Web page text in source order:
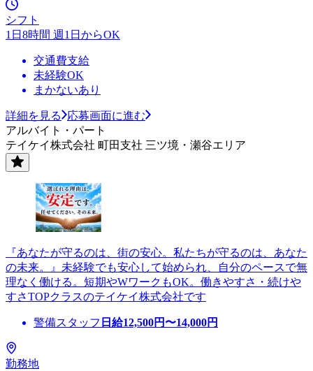
シフト
1日8時間 週1日からOK
交通費支給
未経験OK
まかないあり
詳細を見る
応募画面に進む
アルバイト・パート
テイケイ株式会社 町田支社 三ツ境・瀬谷エリア
『あなたが守るのは、街の安心。私たちが守るのは、あなた
の未来。』未経験でも安心して始められ、自分のペースで無
理なく働ける。短期やWワークもOK。働きやすさ・続けや
すさTOPクラスのテイケイ株式会社です
警備スタッフ 日給12,500円〜14,000円
勤務地